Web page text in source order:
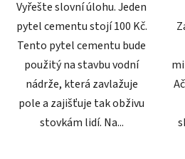
Vyřešte slovní úlohu. Jeden
pytel cementu stojí 100 Kč.
Tento pytel cementu bude
použitý na stavbu vodní
nádrže, která zavlažuje
pole a zajišťuje tak obživu
stovkám lidí. Na...